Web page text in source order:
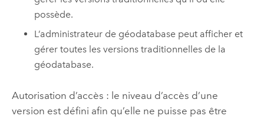
possède.
L’administrateur de géodatabase peut afficher et
gérer toutes les versions traditionnelles de la
géodatabase.
Autorisation d’accès : le niveau d’accès d’une
version est défini afin qu’elle ne puisse pas être